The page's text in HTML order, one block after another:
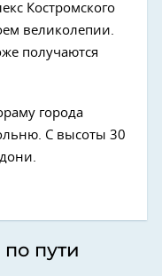
Костромского
великолепии.
получаются
города
С высоты 30
пути